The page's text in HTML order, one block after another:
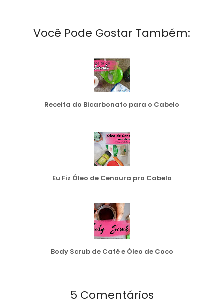
Você Pode Gostar Também:
Receita do Bicarbonato para o Cabelo
Eu Fiz Óleo de Cenoura pro Cabelo
Body Scrub de Café e Óleo de Coco
5 Comentários